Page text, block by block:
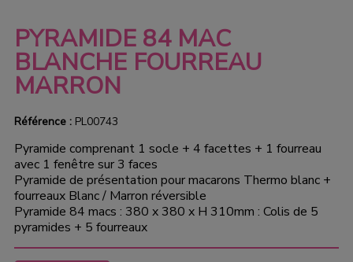
PYRAMIDE 84 MAC
BLANCHE FOURREAU
MARRON
Référence :PL00743
Pyramide comprenant 1 socle + 4 facettes + 1 fourreau
avec 1 fenêtre sur 3 faces
Pyramide de présentation pour macarons Thermo blanc +
fourreaux Blanc / Marron réversible
Pyramide 84 macs : 380 x 380 x H 310mm : Colis de 5
pyramides + 5 fourreaux